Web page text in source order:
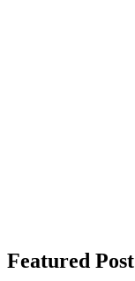
Featured Post